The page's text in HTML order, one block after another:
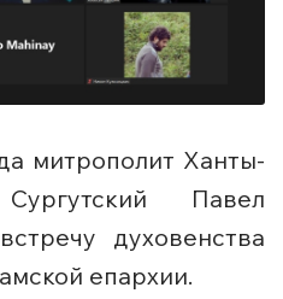
митрополит Ханты-
Павел
духовенства
епархии.